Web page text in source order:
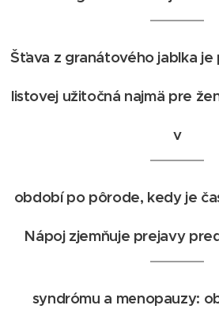
Šťava z granátového jablka je
listovej užitočná najmä pre
v
období po pôrode, kedy je
Nápoj zjemňuje prejavy
syndrómu a menopauzy: